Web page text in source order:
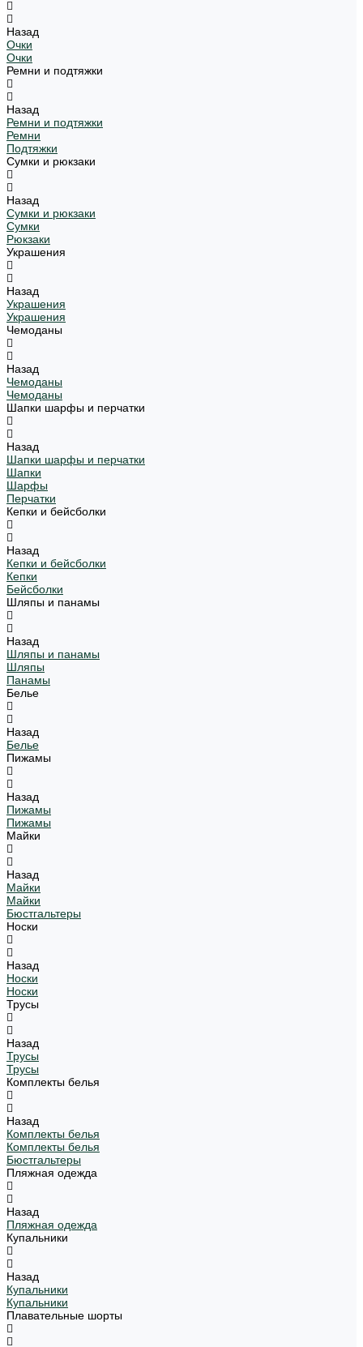
Назад
Очки
Очки
Ремни и подтяжки
Назад
Ремни и подтяжки
Ремни
Подтяжки
Сумки и рюкзаки
Назад
Сумки и рюкзаки
Сумки
Рюкзаки
Украшения
Назад
Украшения
Украшения
Чемоданы
Назад
Чемоданы
Чемоданы
Шапки шарфы и перчатки
Назад
Шапки шарфы и перчатки
Шапки
Шарфы
Перчатки
Кепки и бейсболки
Назад
Кепки и бейсболки
Кепки
Бейсболки
Шляпы и панамы
Назад
Шляпы и панамы
Шляпы
Панамы
Белье
Назад
Белье
Пижамы
Назад
Пижамы
Пижамы
Майки
Назад
Майки
Майки
Бюстгальтеры
Носки
Назад
Носки
Носки
Трусы
Назад
Трусы
Трусы
Комплекты белья
Назад
Комплекты белья
Комплекты белья
Бюстгальтеры
Пляжная одежда
Назад
Пляжная одежда
Купальники
Назад
Купальники
Купальники
Плавательные шорты